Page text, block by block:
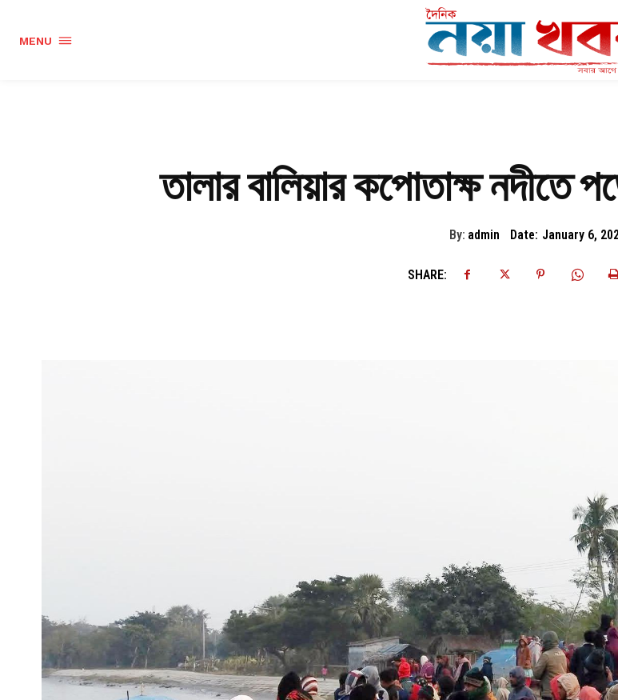
MENU
তালার বালিয়ার কপোতাক্ষ নদীতে
By: admin Date: January 6,
SHARE: